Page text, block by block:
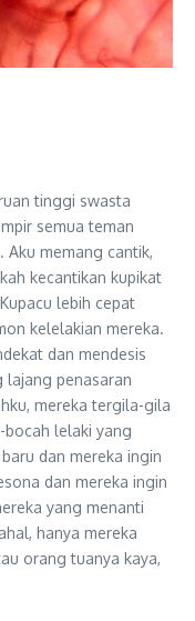
tinggi swasta
semua teman
memang cantik,
kecantikan kupikat
lebih cepat
kelelakian mereka.
dan mendesis
lajang penasaran
mereka tergila-gila
bocah lelaki yang
dan mereka ingin
dan mereka ingin
yang menanti
hanya mereka
orang tuanya kaya,